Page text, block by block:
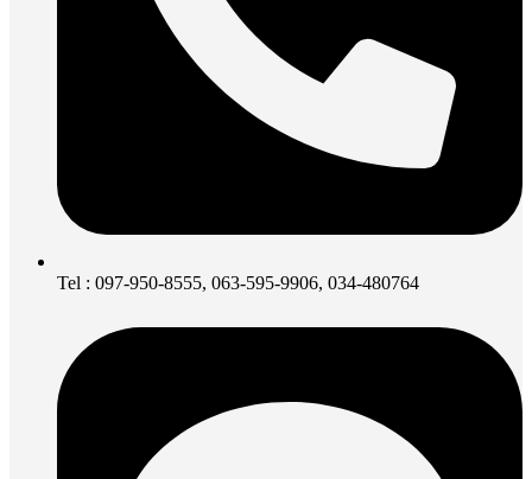
Tel : 097-950-8555, 063-595-9906, 034-480764